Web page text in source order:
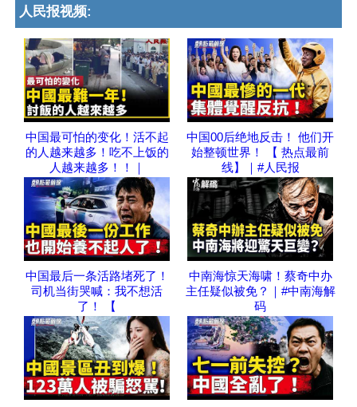
人民报视频:
中国最可怕的变化！活不起
的人越来越多！吃不上饭的
人越来越多！！｜
中国00后绝地反击！ 他们开
始整顿世界！ 【 热点最前
线】｜#人民报
中国最后一条活路堵死了！
司机当街哭喊：我不想活
了！ 【
中南海惊天海啸！蔡奇中办
主任疑似被免？｜#中南海解
码